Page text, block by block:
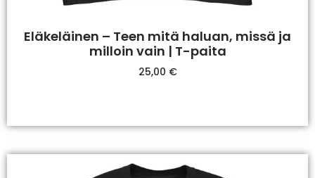
Eläkeläinen – Teen mitä haluan, missä ja
milloin vain | T-paita
25,00 €